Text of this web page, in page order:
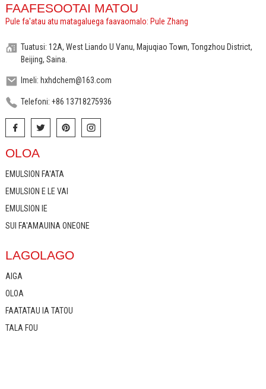
FAAFESOOTAI MATOU
Pule fa'atau atu matagaluega faavaomalo: Pule Zhang
Tuatusi: 12A, West Liando U Vanu, Majuqiao Town, Tongzhou District,
Beijing, Saina.
Imeli: hxhdchem@163.com
Telefoni: +86 13718275936
OLOA
EMULSION FA'ATA
EMULSION E LE VAI
EMULSION IE
SUI FA'AMAUINA ONEONE
LAGOLAGO
AIGA
OLOA
FAATATAU IA TATOU
TALA FOU